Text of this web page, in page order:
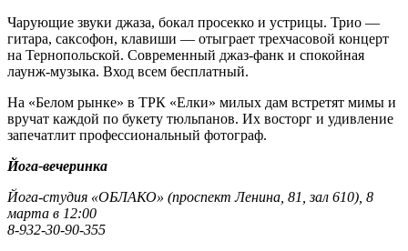
Чарующие звуки джаза, бокал просекко и устрицы. Трио —
гитара, саксофон, клавиши — отыграет трехчасовой концерт
на Тернопольской. Современный джаз-фанк и спокойная
лаунж-музыка. Вход всем бесплатный.
На «Белом рынке» в ТРК «Елки» милых дам встретят мимы и
вручат каждой по букету тюльпанов. Их восторг и удивление
запечатлит профессиональный фотограф.
Йога-вечеринка
Йога-студия «ОБЛАКО» (проспект Ленина, 81, зал 610), 8
марта в 12:00
8-932-30-90-355